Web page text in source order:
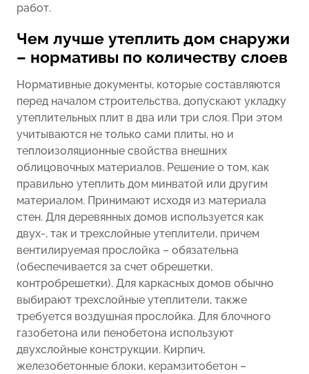
работ.
Чем лучше утеплить дом снаружи
– нормативы по количеству слоев
Нормативные документы, которые составляются
перед началом строительства, допускают укладку
утеплительных плит в два или три слоя. При этом
учитываются не только сами плиты, но и
теплоизоляционные свойства внешних
облицовочных материалов. Решение о том, как
правильно утеплить дом минватой или другим
материалом. Принимают исходя из материала
стен. Для деревянных домов используется как
двух-, так и трехслойные утеплители, причем
вентилируемая прослойка – обязательна
(обеспечивается за счет обрешетки,
контробрешетки). Для каркасных домов обычно
выбирают трехслойные утеплители, также
требуется воздушная прослойка. Для блочного
газобетона или пенобетона используют
двухслойные конструкции. Кирпич,
железобетонные блоки, керамзитобетон –